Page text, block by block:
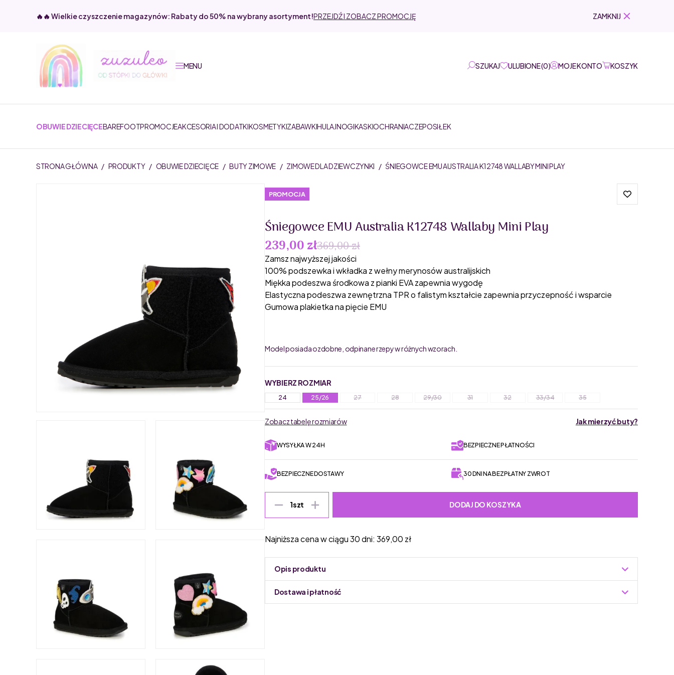
🔥🔥 Wielkie czyszczenie magazynów: Rabaty do 50% na wybrany asortyment!PRZEJDŹ I ZOBACZ PROMOCJĘ ZAMKNIJ
MENU SZUKAJ ULUBIONE(0) MOJE KONTO KOSZYK
OBUWIE DZIECIĘCEBAREFOOTPROMOCJEAKCESORIA I DODATKIKOSMETYKIZABAWKIHULAJNOGIKASKIOCHRANIACZEPOSIŁEK
STRONA GŁÓWNA / PRODUKTY / OBUWIE DZIECIĘCE / BUTY ZIMOWE / ZIMOWE DLA DZIEWCZYNKI / ŚNIEGOWCE EMU AUSTRALIA K12748 WALLABY MINI PLAY
PROMOCJA
Śniegowce EMU Australia K12748 Wallaby Mini Play
239,00 zł369,00 zł
Zamsz najwyższej jakości
100% podszewka i wkładka z wełny merynosów australijskich
Miękka podeszwa środkowa z pianki EVA zapewnia wygodę
Elastyczna podeszwa zewnętrzna TPR o falistym kształcie zapewnia przyczepność i wsparcie
Gumowa plakietka na pięcie EMU
Model posiada ozdobne, odpinane rzepy w różnych wzorach.
WYBIERZ ROZMIAR
24 25/26 27 28 29/30 31 32 33/34 35
Zobacz tabelę rozmiarów Jak mierzyć buty?
WYSYŁKA W 24H BEZPIECZNE PŁATNOŚCI
BEZPIECZNE DOSTAWY 30 DNI NA BEZPŁATNY ZWROT
1szt DODAJ DO KOSZYKA
Najniższa cena w ciągu 30 dni: 369,00 zł
Opis produktu
Dostawa i płatność